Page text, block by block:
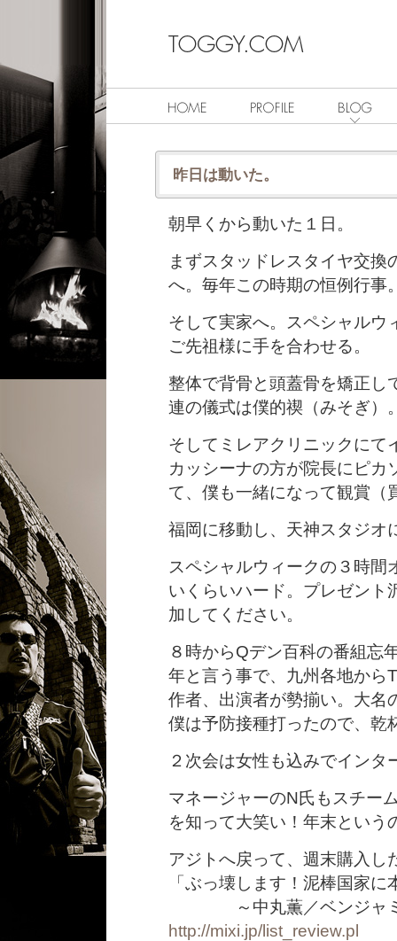
昨日は動いた。
朝早くから動いた１日。
まずスタッドレスタイヤ交
へ。毎年この時期の恒例行事
そして実家へ。スペシャルウ
ご先祖様に手を合わせる。
整体で背骨と頭蓋骨を矯正し
連の儀式は僕的禊（みそぎ）
そしてミレアクリニックにて
カッシーナの方が院長にピカ
て、僕も一緒になって観賞（
福岡に移動し、天神スタジオ
スペシャルウィークの３時間
いくらいハード。プレゼント
加してください。
８時からQデン百科の番組忘
年と言う事で、九州各地から
作者、出演者が勢揃い。大名
僕は予防接種打ったので、乾
２次会は女性も込みでインタ
マネージャーのN氏もスチー
を知って大笑い！年末という
アジトへ戻って、週末購入し
「ぶっ壊します！泥棒国家に
～中丸薫／ベンジャミ
http://mixi.jp/list_review.pl